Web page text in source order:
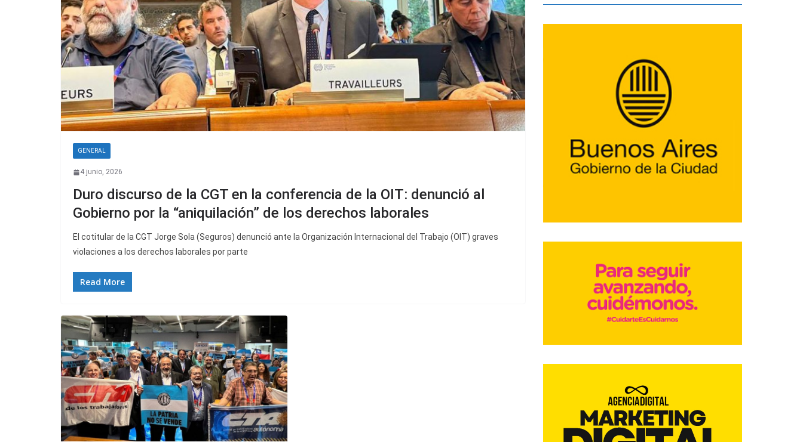
GENERAL
4 junio, 2026
Duro discurso de la CGT en la conferencia de la OIT: denunció al
Gobierno por la “aniquilación” de los derechos laborales
El cotitular de la CGT Jorge Sola (Seguros) denunció ante la Organización Internacional del Trabajo (OIT) graves
violaciones a los derechos laborales por parte
Read More